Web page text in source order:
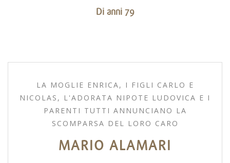
Di anni 79
LA MOGLIE ENRICA, I FIGLI CARLO E
NICOLAS, L'ADORATA NIPOTE LUDOVICA E I
PARENTI TUTTI ANNUNCIANO LA
SCOMPARSA DEL LORO CARO
MARIO ALAMARI